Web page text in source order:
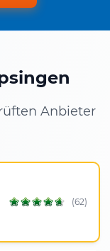
Anbieter
(62)